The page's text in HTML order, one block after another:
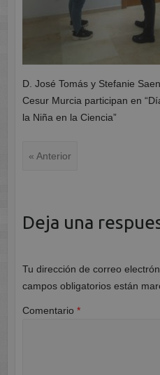
D. José Tomás y Stefanie
Cesur Murcia participan en
la Niña en la Ciencia”
« Anterior
Deja una
Tu dirección de correo
campos obligatorios están
Comentario *